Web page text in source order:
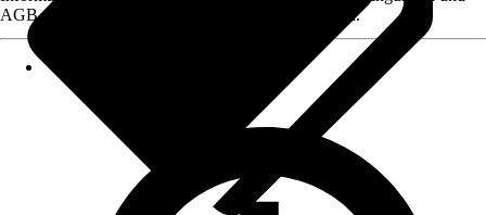
AGB, finden Sie bei Klick auf den Verkäufernamen.